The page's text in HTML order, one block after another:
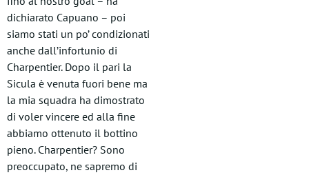
dichiarato Capuano – poi
siamo stati un po’ condizionati
anche dall’infortunio di
Charpentier. Dopo il pari la
Sicula è venuta fuori bene ma
la mia squadra ha dimostrato
di voler vincere ed alla fine
abbiamo ottenuto il bottino
pieno. Charpentier? Sono
preoccupato, ne sapremo di